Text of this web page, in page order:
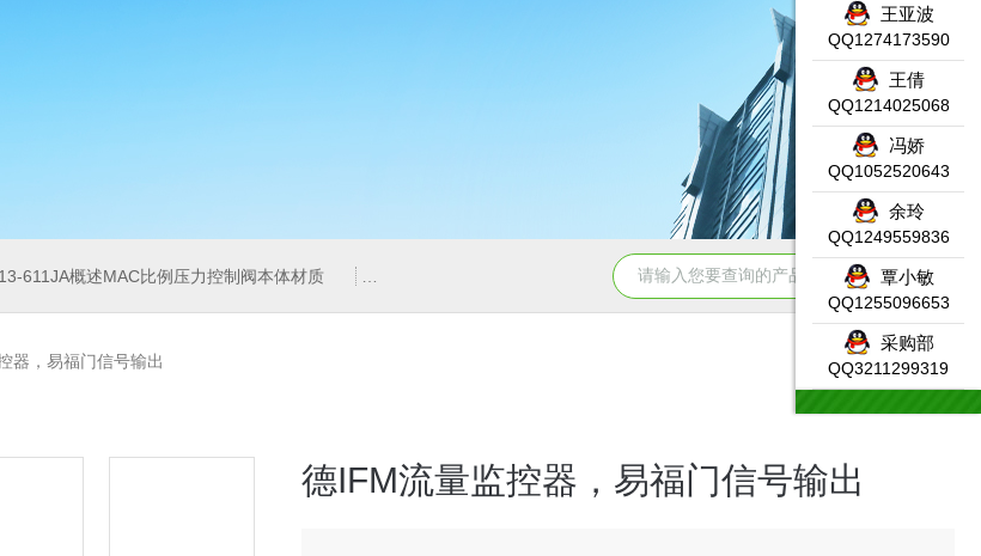
611JA概述MAC比例压力控制阀本体材质 6ES7331-7KF02-0AB0SIEMENS输入模块产品示意图 DW-AS-623-
器，易福门信号输出
德IFM流量监控器，易福门信号输出
王亚波
QQ1274173590
王倩
QQ1214025068
冯娇
QQ1052520643
余玲
QQ1249559836
覃小敏
QQ1255096653
采购部
QQ3211299319